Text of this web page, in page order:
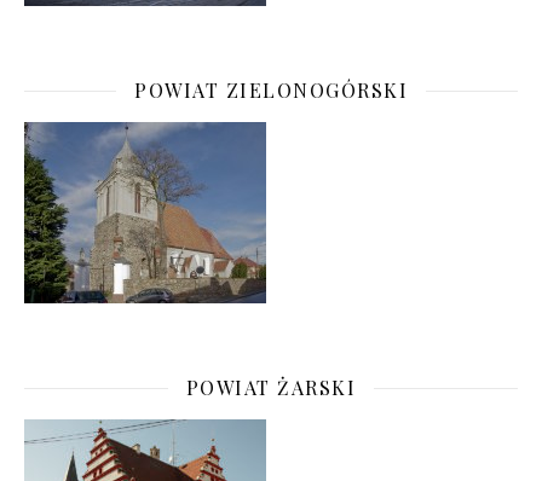
POWIAT ZIELONOGÓRSKI
POWIAT ŻARSKI